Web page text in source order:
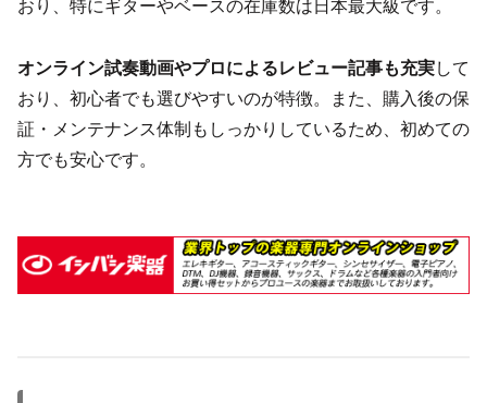
オンライン試奏動画やプロによるレビュー記事も充実して
おり、初心者でも選びやすいのが特徴。また、購入後の保
証・メンテナンス体制もしっかりしているため、初めての
方でも安心です。